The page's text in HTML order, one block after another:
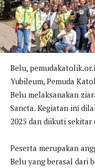
Belu,
Yubileum, Pemuda
Belu melaksanakan
Sancta. Kegiatan ini
2025 dan diikuti sekitar
Peserta merupakan
Belu yang berasal dari